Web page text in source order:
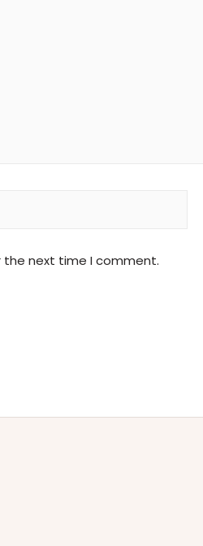
the next time I comment.